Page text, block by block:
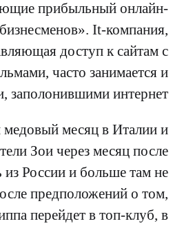
прибыльный онлайн-
It-компания,
доступ к сайтам с
часто занимается и
заполонившими интернет.
месяц в Италии и
Зои через месяц после
из России и больше там не
предположений о том,
перейдет в топ-клуб, в